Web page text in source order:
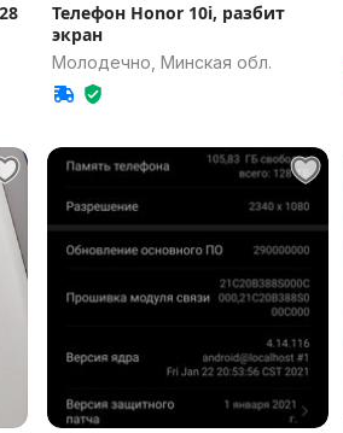
Телефон Honor 10i, разбит
экран
Молодечно, Минская обл.